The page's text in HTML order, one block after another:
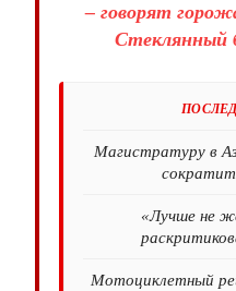
– говорят
Стеклянный
Магистратуру в
«Лучше не
Мотоциклетный